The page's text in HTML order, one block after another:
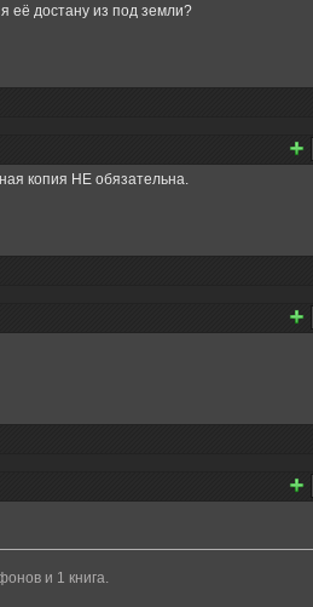
её достану из под земли?
копия НЕ обязательна.
и 1 книга.